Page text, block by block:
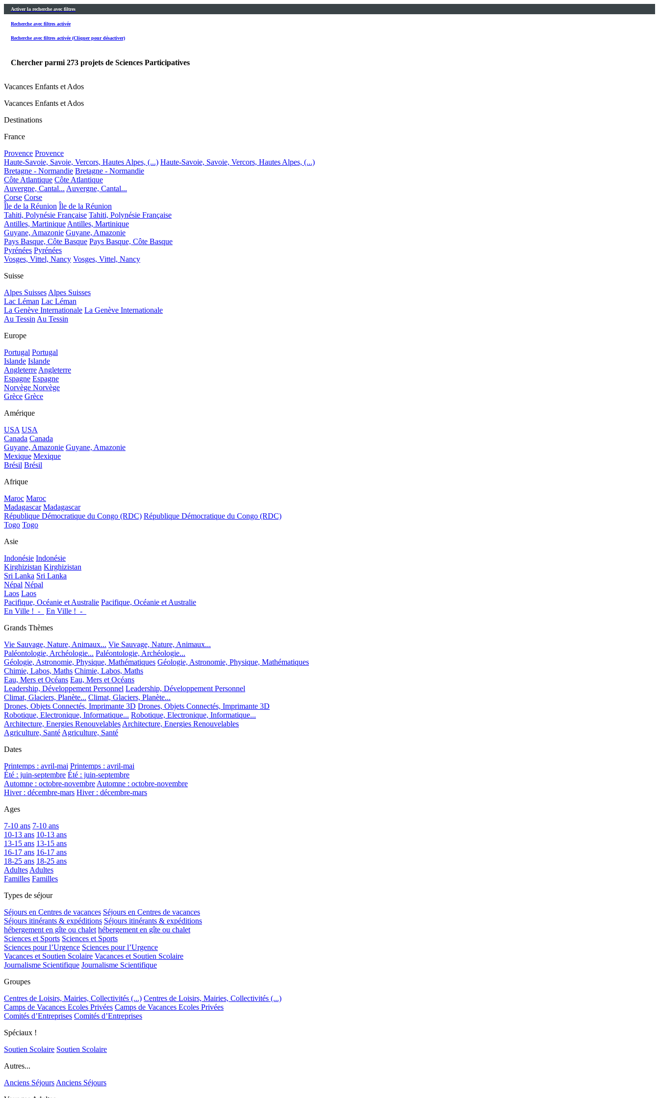
Activer la recherche avec filtres
Recherche avec filtres activée
Recherche avec filtres activée (Cliquer pour désactiver)
Chercher parmi 273 projets de Sciences Participatives
Vacances Enfants et Ados
Vacances Enfants et Ados
Destinations
France
Provence Provence
Haute-Savoie, Savoie, Vercors, Hautes Alpes, (...) Haute-Savoie, Savoie, Vercors, Hautes Alpes, (...)
Bretagne - Normandie Bretagne - Normandie
Côte Atlantique Côte Atlantique
Auvergne, Cantal... Auvergne, Cantal...
Corse Corse
Île de la Réunion Île de la Réunion
Tahiti, Polynésie Française Tahiti, Polynésie Française
Antilles, MartiniqueAntilles, Martinique
Guyane, Amazonie Guyane, Amazonie
Pays Basque, Côte Basque Pays Basque, Côte Basque
Pyrénées Pyrénées
Vosges, Vittel, Nancy Vosges, Vittel, Nancy
Suisse
Alpes SuissesAlpes Suisses
Lac Léman Lac Léman
La Genève Internationale La Genève Internationale
Au TessinAu Tessin
Europe
Portugal Portugal
Islande Islande
AngleterreAngleterre
Espagne Espagne
Norvège Norvège
Grèce Grèce
Amérique
USA USA
Canada Canada
Guyane, Amazonie Guyane, Amazonie
Mexique Mexique
Brésil Brésil
Afrique
Maroc Maroc
Madagascar Madagascar
République Démocratique du Congo (RDC) République Démocratique du Congo (RDC)
Togo Togo
Asie
Indonésie Indonésie
Kirghizistan Kirghizistan
Sri Lanka Sri Lanka
Népal Népal
Laos Laos
Pacifique, Océanie et Australie Pacifique, Océanie et Australie
En Ville !_-_
En Ville !_-_
Grands Thèmes
Vie Sauvage, Nature, Animaux... Vie Sauvage, Nature, Animaux...
Paléontologie, Archéologie... Paléontologie, Archéologie...
Géologie, Astronomie, Physique, Mathématiques Géologie, Astronomie, Physique, Mathématiques
Chimie, Labos, Maths Chimie, Labos, Maths
Eau, Mers et Océans Eau, Mers et Océans
Leadership, Développement Personnel Leadership, Développement Personnel
Climat, Glaciers, Planète... Climat, Glaciers, Planète...
Drones, Objets Connectés, Imprimante 3D Drones, Objets Connectés, Imprimante 3D
Robotique, Electronique, Informatique... Robotique, Electronique, Informatique...
Architecture, Energies RenouvelablesArchitecture, Energies Renouvelables
Agriculture, SantéAgriculture, Santé
Dates
Printemps : avril-mai Printemps : avril-mai
Été : juin-septembre Été : juin-septembre
Automne : octobre-novembreAutomne : octobre-novembre
Hiver : décembre-mars Hiver : décembre-mars
Ages
7-10 ans 7-10 ans
10-13 ans 10-13 ans
13-15 ans 13-15 ans
16-17 ans 16-17 ans
18-25 ans 18-25 ans
AdultesAdultes
Familles Familles
Types de séjour
Séjours en Centres de vacances Séjours en Centres de vacances
Séjours itinérants & expéditions Séjours itinérants & expéditions
hébergement en gîte ou chalet hébergement en gîte ou chalet
Sciences et Sports Sciences et Sports
Sciences pour l’Urgence Sciences pour l’Urgence
Vacances et Soutien Scolaire Vacances et Soutien Scolaire
Journalisme Scientifique Journalisme Scientifique
Groupes
Centres de Loisirs, Mairies, Collectivités (...) Centres de Loisirs, Mairies, Collectivités (...)
Camps de Vacances Ecoles Privées Camps de Vacances Ecoles Privées
Comités d’Entreprises Comités d’Entreprises
Spéciaux !
Soutien Scolaire Soutien Scolaire
Autres...
Anciens SéjoursAnciens Séjours